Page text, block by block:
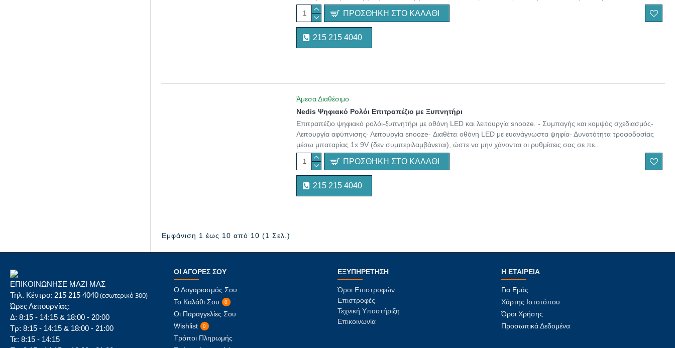
ΠΡΟΣΘΉΚΗ ΣΤΟ ΚΑΛΆΘΙ
215 215 4040
Άμεσα Διαθέσιμο
Nedis Ψηφιακό Ρολόι Επιτραπέζιο με Ξυπνητήρι
Επιτραπέζιο ψηφιακό ρολόι-ξυπνητήρι με οθόνη LED και λειτουργία snooze. - Συμπαγής και κομψός σχεδιασμός-
Λειτουργία αφύπνισης- Λειτουργία snooze- Διαθέτει οθόνη LED με ευανάγνωστα ψηφία- Δυνατότητα τροφοδοσίας
μέσω μπαταρίας 1x 9V (δεν συμπεριλαμβάνεται), ώστε να μην χάνονται οι ρυθμίσεις σας σε πε..
ΠΡΟΣΘΉΚΗ ΣΤΟ ΚΑΛΆΘΙ
215 215 4040
Εμφάνιση 1 έως 10 από 10 (1 Σελ.)
ΕΠΙΚΟΙΝΩΝΗΣΕ ΜΑΖΙ ΜΑΣ
Τηλ. Κέντρο: 215 215 4040(εσωτερικό 300)
Ώρες Λειτουργίας:
Δ: 8:15 - 14:15 & 18:00 - 20:00
Τρ: 8:15 - 14:15 & 18:00 - 21:00
Τε: 8:15 - 14:15
ΟΙ ΑΓΟΡΈΣ ΣΟΥ
Ο Λογαριασμός Σου
Το Καλάθι Σου
0
Οι Παραγγελίες Σου
Wishlist
0
Τρόποι Πληρωμής
ΕΞΥΠΗΡΈΤΗΣΗ
Όροι Επιστροφών
Επιστροφές
Τεχνική Υποστήριξη
Επικοινωνία
Η ΕΤΑΙΡΕΊΑ
Για Εμάς
Χάρτης Ιστοτόπου
Όροι Χρήσης
Προσωπικά Δεδομένα